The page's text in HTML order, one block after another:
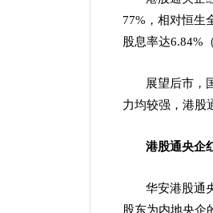
77%，相对恒生
股息率达6.84%
展望后市，
力均较强，港股
港股通央企
华安港股通
股东为内地央企